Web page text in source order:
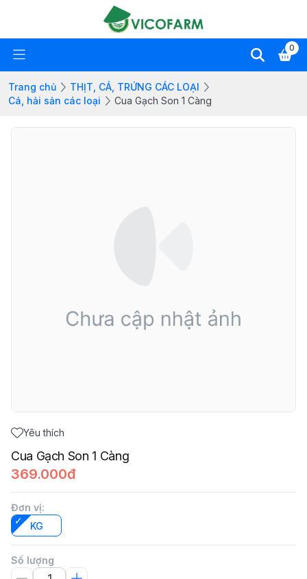
0
Trang chủ
THỊT, CÁ, TRỨNG CÁC LOẠI
Cá, hải sản các loại
Cua Gạch Son 1 Càng
Yêu thích
Cua Gạch Son 1 Càng
369.000đ
Đơn vị:
KG
Số lượng